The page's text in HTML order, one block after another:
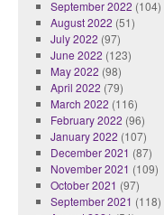
September 2022 (104)
August 2022 (51)
July 2022 (97)
June 2022 (123)
May 2022 (98)
April 2022 (79)
March 2022 (116)
February 2022 (96)
January 2022 (107)
December 2021 (87)
November 2021 (109)
October 2021 (97)
September 2021 (118)